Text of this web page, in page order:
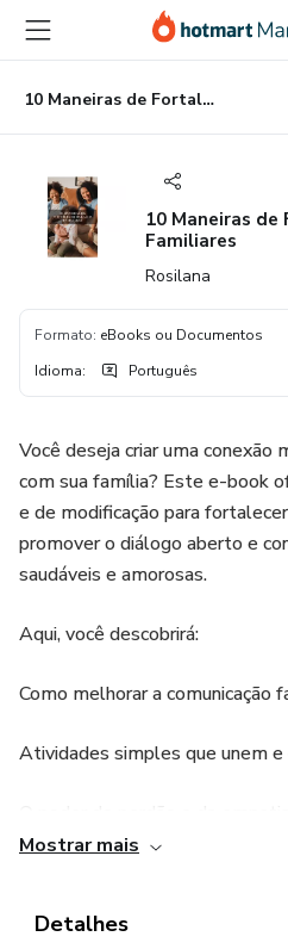
para
conteúdo
principal
para
pagamento
para
rodapé
10 Maneiras de Fortalecer os Laços Familiares
10 Maneiras de
Familiares
Rosilana
Formato: eBooks ou Documentos
Idioma: Português
Você deseja criar uma conexão
com sua família? Este e-book
e de modificação para
promover o diálogo aberto e
saudáveis ​​e amorosas.
Aqui, você descobrirá:
Como melhorar a comunicação
Atividades simples que unem
Transforme sua rotina familiar
Mostrar mais
Detalhes